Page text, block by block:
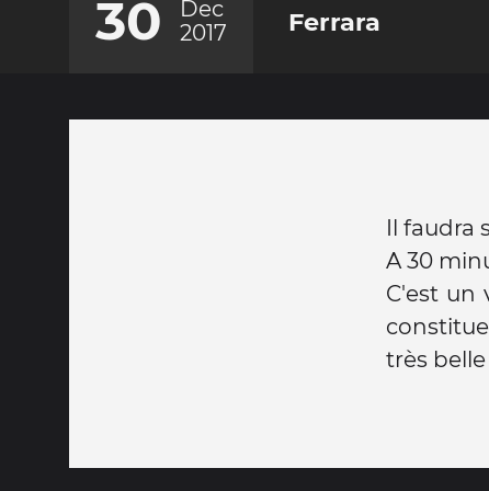
30
Dec
2017
Ferrara
Il faudra
A 30
C'est un
très